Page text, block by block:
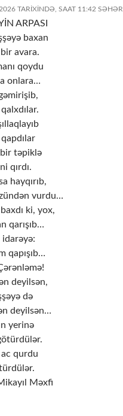
TARIXINDƏ, SAAT 11:42 SƏHƏR
ARPASI
baxan
avara.
qoydu
onlara…
təpiklə
qırdı.
hayqırıb,
vurdu…
ki, yox,
qarışıb…
idarəyə:
qapışıb…
deyilsən,
də
deyilsən…
yerinə
ac qurdu
Məxfi